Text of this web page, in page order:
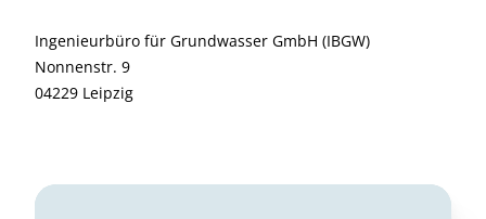
Ingenieurbüro für Grundwasser GmbH (IBGW)
Nonnenstr. 9
04229 Leipzig